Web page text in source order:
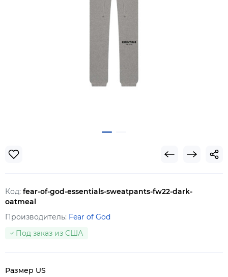
Код: fear-of-god-essentials-sweatpants-fw22-dark-
oatmeal
Производитель: Fear of God
Под заказ из США
Размер US